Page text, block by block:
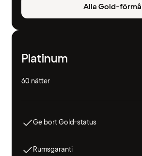
Alla Gold-
Platinum
60 nätter
Ge bort Gold-status
Rumsgaranti